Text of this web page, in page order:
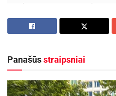
tarybos narys,
todėl puikiai pamenu
žingsnius. Pažiūrėkite,
seniai išaugo jauno
reiškinys. Dėkoju
Panašūsstraipsniai